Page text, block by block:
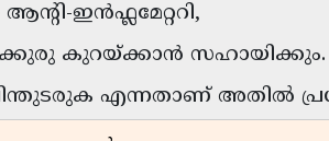
ഇൻഫ്ലമേറ്ററി,
കുറയ്ക്കാൻ സഹായിക്കും.
എന്നതാണ് അതിൽ